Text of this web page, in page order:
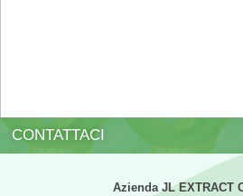
CONTATTACI
Azienda JL EXTRACT